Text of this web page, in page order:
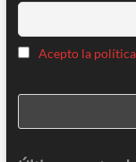
Acepto la